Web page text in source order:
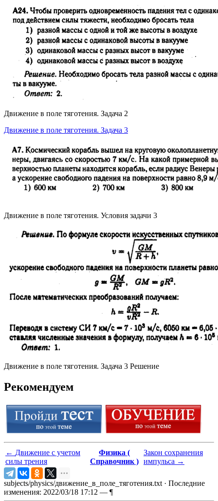
Движение в поле тяготения. Задача 2
Движение в поле тяготения. Задача 3
Движение в поле тяготения. Условия задачи 3
Движение в поле тяготения. Задача 3 Решение
Рекомендуем
← Движение с учетом
силы трения
Физика (
Справочник )
Закон сохранения
импульса →
subjects/physics/движение_в_поле_тяготения.txt · Последние
изменения: 2022/03/18 17:12 — ¶